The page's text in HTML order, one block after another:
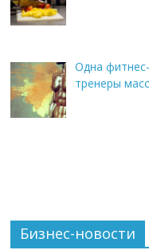
Одна
тренеры
Бизнес-новости